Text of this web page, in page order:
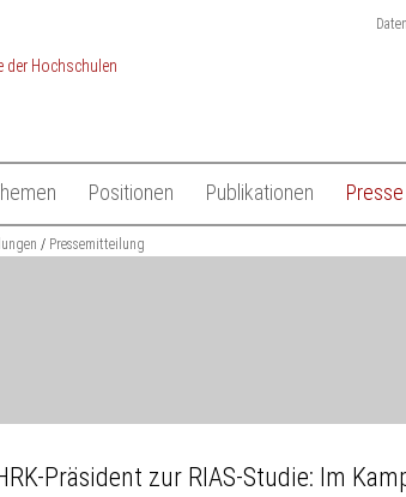
Hochschulen
Studium
Positionen Publikationen Presse
Pressemitteilung
Präsident zur RIAS-Studie: Im